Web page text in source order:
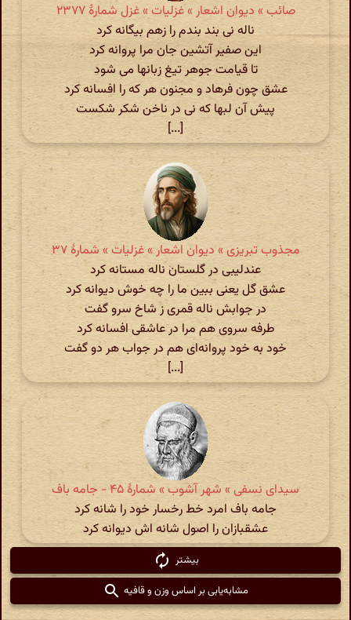
صائب » دیوان اشعار » غزلیات » غزل شمارهٔ ۲۳۷۷
ناله نی بند بندم را زهم بیگانه کرد
این صفیر آتشین جان مرا پروانه کرد
تا قیامت جوهر تیغ زبانها می شود
عشق چون فرهاد و مجنون هر که را افسانه کرد
پیش آن لبها که نی در ناخن شکر شکست
[...]
مجذوب تبریزی » دیوان اشعار » غزلیات » شمارهٔ ۳۷
عندلیبی در گلستان ناله مستانه کرد
عشق گل یعنی ببین ما را چه خوش دیوانه کرد
در جوابش ناله قمری ز شاخ سرو گفت
طرفه سروی هم مرا در عاشقی افسانه کرد
خود به خود پروانه‌ای هم در جواب هر دو گفت
[...]
سیدای نسفی » شهر آشوب » شمارهٔ ۴۵ - جامه باف
جامه باف امرد خط رخسار خود را شانه کرد
عشقبازان را اصول شانه اش دیوانه کرد
بیشتر
مشابه‌یابی بر اساس وزن و قافیه